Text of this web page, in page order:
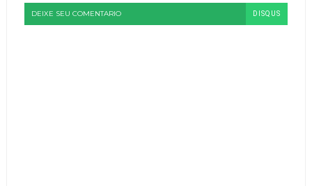
DEIXE SEU COMENTARIO DISQUS